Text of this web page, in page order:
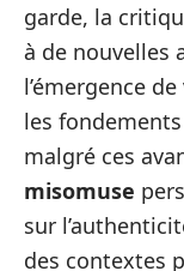
garde, la
à de nouvelles
l’émergence
les
malgré ces
misomuse
sur
des contextes